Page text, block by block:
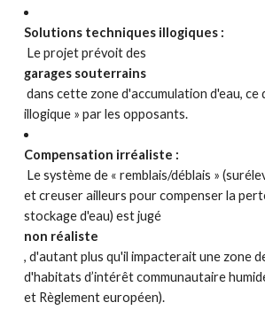
Solutions techniques illogiques :
Le projet prévoit des
garages souterrains
dans cette zone d'accumulation d'eau, ce
illogique » par les opposants.
Compensation irréaliste :
Le système de « remblais/déblais »
et creuser ailleurs pour compenser la
stockage d'eau) est jugé
non réaliste
, d'autant plus qu'il impacterait une zone
d'habitats d’intérêt communautaire
et Règlement européen).